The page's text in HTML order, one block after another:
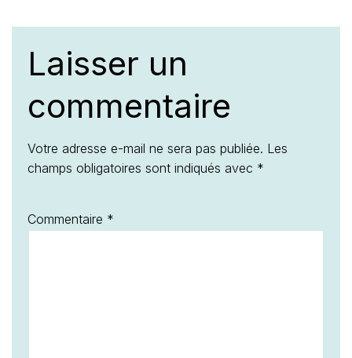
Laisser un
commentaire
Votre adresse e-mail ne sera pas publiée. Les
champs obligatoires sont indiqués avec *
Commentaire *